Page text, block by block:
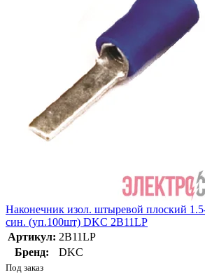
Наконечник изол. штыревой плоский
син. (уп.100шт) DKC 2B11LP
Артикул: 2B11LP
Бренд:
DKC
Под заказ